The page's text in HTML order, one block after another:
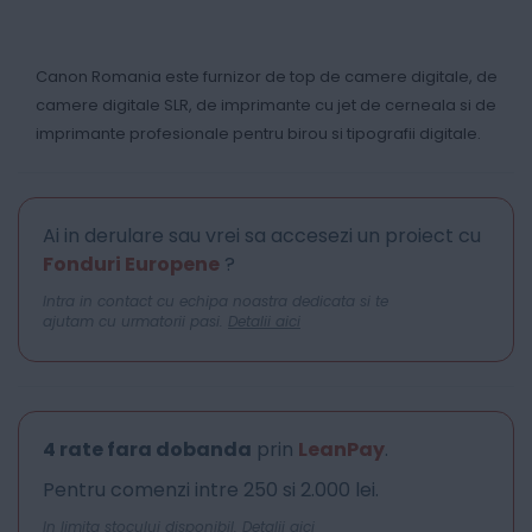
Canon Romania este furnizor de top de camere digitale, de
camere digitale SLR, de imprimante cu jet de cerneala si de
imprimante profesionale pentru birou si tipografii digitale.
Ai in derulare sau vrei sa accesezi un proiect cu
Fonduri Europene ?
Intra in contact cu echipa noastra dedicata si te
ajutam cu urmatorii pasi. Detalii aici
4 rate fara dobanda prin LeanPay.
Pentru comenzi intre 250 si 2.000 lei.
In limita stocului disponibil. Detalii aici